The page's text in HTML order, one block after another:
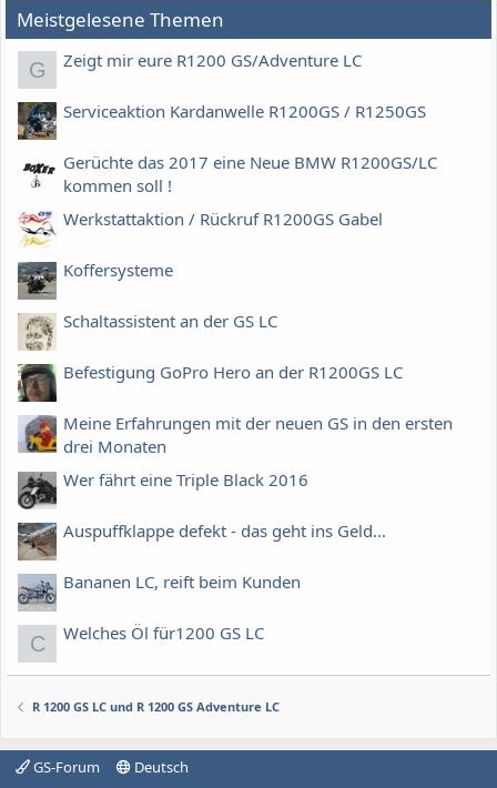
Meistgelesene Themen
G Zeigt mir eure R1200 GS/Adventure LC
Serviceaktion Kardanwelle R1200GS / R1250GS
Gerüchte das 2017 eine Neue BMW R1200GS/LC
kommen soll !
Werkstattaktion / Rückruf R1200GS Gabel
Koffersysteme
Schaltassistent an der GS LC
Befestigung GoPro Hero an der R1200GS LC
Meine Erfahrungen mit der neuen GS in den ersten
drei Monaten
Wer fährt eine Triple Black 2016
Auspuffklappe defekt - das geht ins Geld...
Bananen LC, reift beim Kunden
C Welches Öl für1200 GS LC
R 1200 GS LC und R 1200 GS Adventure LC
GS-Forum Deutsch